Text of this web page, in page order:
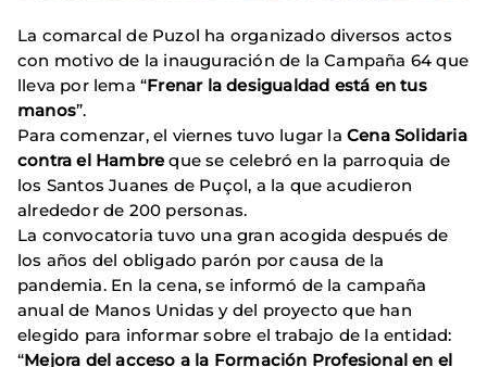
La comarcal de Puzol ha organizado diversos actos
con motivo de la inauguración de la Campaña 64 que
lleva por lema “Frenar la desigualdad está en tus
manos”.
Para comenzar, el viernes tuvo lugar la Cena Solidaria
contra el Hambreque se celebró en la parroquia de
los Santos Juanes de Puçol, a la que acudieron
alrededor de 200 personas.
La convocatoria tuvo una gran acogida después de
los años del obligado parón por causa de la
pandemia. En la cena, se informó de la campaña
anual de Manos Unidas y del proyecto que han
elegido para informar sobre el trabajo de la entidad:
“Mejora del acceso a la Formación Profesional en el